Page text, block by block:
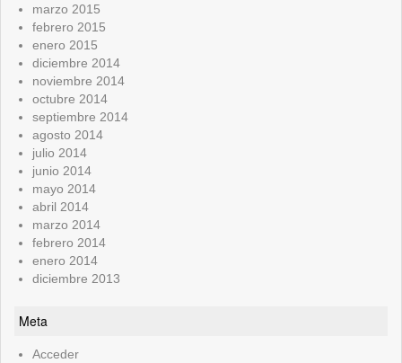
marzo 2015
febrero 2015
enero 2015
diciembre 2014
noviembre 2014
octubre 2014
septiembre 2014
agosto 2014
julio 2014
junio 2014
mayo 2014
abril 2014
marzo 2014
febrero 2014
enero 2014
diciembre 2013
Meta
Acceder